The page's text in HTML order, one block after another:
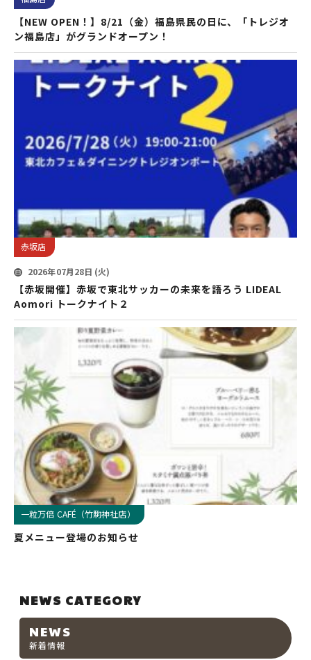
【NEW OPEN！】8/21（金）福島県民の日に、「トレジオ
ン福島店」がグランドオープン！
赤坂店
2026年07月28日 (火)
【赤坂開催】赤坂で東北サッカーの未来を語ろう LIDEAL
Aomori トークナイト２
一粒万倍 CAFÉ（竹駒神社店）
夏メニュー登場のお知らせ
NEWS CATEGORY
NEWS
新着情報